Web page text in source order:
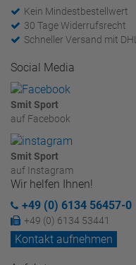
Kein Mindestbestellwert
30 Tage Widerrufsrecht
Schneller Versand mit DHL
Social Media
Smit Sport
auf Facebook
Smit Sport
auf Instagram
Wir helfen Ihnen!
+49 (0) 6134 56457-0
+49 (0) 6134 53441
Kontakt aufnehmen